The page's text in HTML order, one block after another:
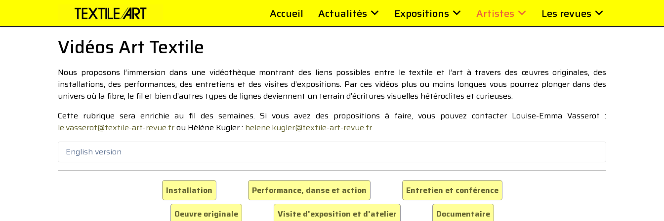
Accueil Actualités Expositions Artistes Les revues
Vidéos Art Textile
Nous proposons l’immersion dans une vidéothèque montrant des liens possibles entre le textile et l’art à travers des œuvres originales, des
installations, des performances, des entretiens et des visites d’expositions. Par ces vidéos plus ou moins longues vous pourrez plonger dans des
univers où la fibre, le fil et bien d’autres types de lignes deviennent un terrain d’écritures visuelles hétéroclites et curieuses.
Cette rubrique sera enrichie au fil des semaines. Si vous avez des propositions à faire, vous pouvez contacter Louise-Emma Vasserot :
le.vasserot@textile-art-revue.frou Hélène Kugler : helene.kugler@textile-art-revue.fr
English version
Installation Performance, danse et action
Entretien et conférence
Oeuvre originale
Visite d'exposition et d'atelier Documentaire